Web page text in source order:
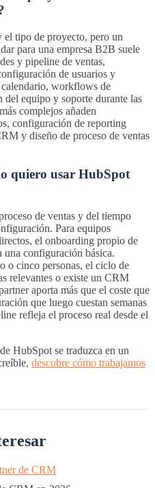
el tipo de proyecto, pero un
para una empresa B2B suele
y pipeline de ventas,
de usuarios y
workflows de
equipo y soporte durante las
complejos añaden
configuración de reporting
y diseño de proceso de ventas
quiero usar HubSpot
de ventas y del tiempo
Para equipos
el onboarding propio de
una configuración básica.
o cinco personas, el ciclo de
relevantes o existe un CRM
aporta más que el coste que
que luego cuestan semanas
refleja el proceso real desde el
HubSpot se traduzca en un
descubre cómo trabajamos
de CRM